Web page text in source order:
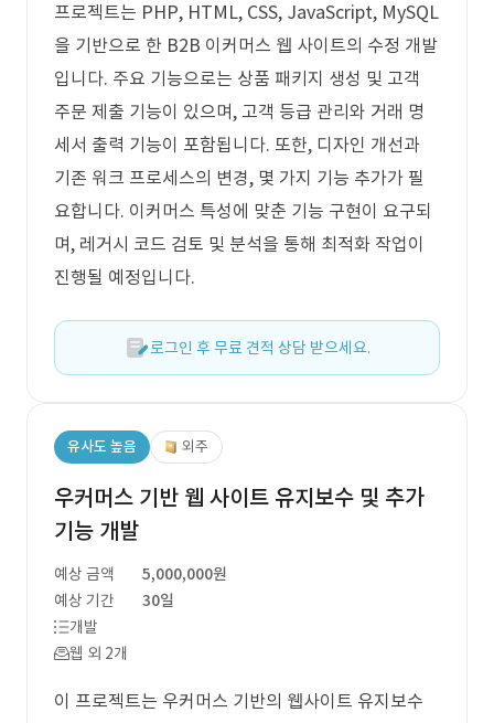
프로젝트는 PHP, HTML, CSS, JavaScript, MySQL
을 기반으로 한 B2B 이커머스 웹 사이트의 수정 개발
입니다. 주요 기능으로는 상품 패키지 생성 및 고객
주문 제출 기능이 있으며, 고객 등급 관리와 거래 명
세서 출력 기능이 포함됩니다. 또한, 디자인 개선과
기존 워크 프로세스의 변경, 몇 가지 기능 추가가 필
요합니다. 이커머스 특성에 맞춘 기능 구현이 요구되
며, 레거시 코드 검토 및 분석을 통해 최적화 작업이
진행될 예정입니다.
로그인 후 무료 견적 상담 받으세요.
유사도 높음 외주
우커머스 기반 웹 사이트 유지보수 및 추가
기능 개발
예상 금액
5,000,000원
예상 기간
30일
개발
웹 외 2개
이 프로젝트는 우커머스 기반의 웹사이트 유지보수